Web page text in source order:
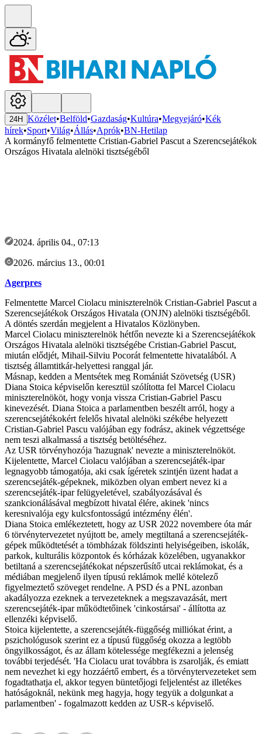
24H Közélet•Belföld•Gazdaság•Kultúra•Megyejáró•Kék
hírek•Sport•Világ•Állás•Aprók•BN-Hetilap
A kormányfő felmentette Cristian-Gabriel Pascut a Szerencsejátékok
Országos Hivatala alelnöki tisztségéből
2024. április 04., 07:13
2026. március 13., 00:01
Agerpres
Felmentette Marcel Ciolacu miniszterelnök Cristian-Gabriel Pascut a
Szerencsejátékok Országos Hivatala (ONJN) alelnöki tisztségéből.
A döntés szerdán megjelent a Hivatalos Közlönyben.
Marcel Ciolacu miniszterelnök hétfőn nevezte ki a Szerencsejátékok
Országos Hivatala alelnöki tisztségébe Cristian-Gabriel Pascut,
miután elődjét, Mihail-Silviu Pocorát felmentette hivatalából. A
tisztség államtitkár-helyettesi ranggal jár.
Másnap, kedden a Mentsétek meg Romániát Szövetség (USR)
Diana Stoica képviselőn keresztül szólította fel Marcel Ciolacu
miniszterelnököt, hogy vonja vissza Cristian-Gabriel Pascu
kinevezését. Diana Stoica a parlamentben beszélt arról, hogy a
szerencsejátékokért felelős hivatal alelnöki székébe helyezett
Cristian-Gabriel Pascu valójában egy fodrász, akinek végzettsége
nem teszi alkalmassá a tisztség betöltéséhez.
Az USR törvényhozója 'hazugnak' nevezte a miniszterelnököt.
Kijelentette, Marcel Ciolacu valójában a szerencsejáték-ipar
legnagyobb támogatója, aki csak ígéretek szintjén üzent hadat a
szerencsejáték-gépeknek, miközben olyan embert nevez ki a
szerencsejáték-ipar felügyeletével, szabályozásával és
szankcionálásával megbízott hivatal élére, akinek 'nincs
keresnivalója egy kulcsfontosságú intézmény élén'.
Diana Stoica emlékeztetett, hogy az USR 2022 novembere óta már
6 törvénytervezetet nyújtott be, amely megtiltaná a szerencsejáték-
gépek működtetését a tömbházak földszinti helyiségeiben, iskolák,
parkok, kulturális központok és kórházak közelében, ugyanakkor
betiltaná a szerencsejátékokat népszerűsítő utcai reklámokat, és a
médiában megjelenő ilyen típusú reklámok mellé kötelező
figyelmeztető szöveget rendelne. A PSD és a PNL azonban
akadályozza ezeknek a tervezeteknek a megszavazását, mert
szerencsejáték-ipar működtetőinek 'cinkostársai' - állította az
ellenzéki képviselő.
Stoica kijelentette, a szerencsejáték-függőség milliókat érint, a
pszichológusok szerint ez a típusú függőség okozza a legtöbb
öngyilkosságot, és az állam kötelessége megfékezni a jelenség
további terjedését. 'Ha Ciolacu urat továbbra is zsarolják, és emiatt
nem nevezhet ki egy hozzáértő embert, és a törvénytervezeteket sem
fogadtathatja el, akkor tegyen büntetőjogi feljelentést az illetékes
hatóságoknál, nekünk meg hagyja, hogy tegyük a dolgunkat a
parlamentben' - fogalmazott kedden az USR-s képviselő.